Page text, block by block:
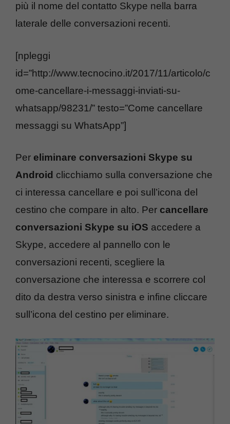
più il nome del contatto Skype nella barra
laterale delle conversazioni recenti.
[npleggi
id=”http://www.tecnocino.it/2017/11/articolo/c
ome-cancellare-i-messaggi-inviati-su-
whatsapp/98231/” testo=”Come cancellare
messaggi su WhatsApp”]
Per eliminare conversazioni Skype su
Android clicchiamo sulla conversazione che
ci interessa cancellare e poi sull’icona del
cestino che compare in alto. Per cancellare
conversazioni Skype su iOS accedere a
Skype, accedere al pannello con le
conversazioni recenti, scegliere la
conversazione che interessa e scorrere col
dito da destra verso sinistra e infine cliccare
sull’icona del cestino per eliminare.